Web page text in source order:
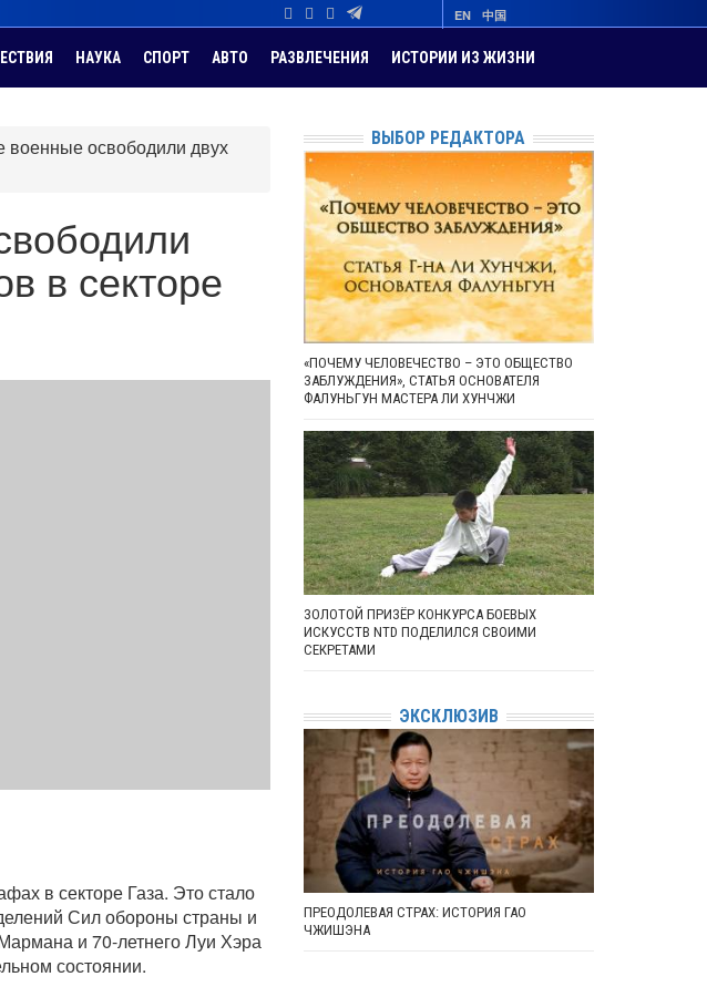
EN 中国
НАУКА СПОРТ АВТО РАЗВЛЕЧЕНИЯ ИСТОРИИ ИЗ ЖИЗНИ
военные освободили двух
в секторе
в секторе Газа. Это стало
Сил обороны страны и
и 70-летнего Луи Хэра
состоянии.
ВЫБОР РЕДАКТОРА
«ПОЧЕМУ ЧЕЛОВЕЧЕСТВО – ЭТО ОБЩЕСТВО
ЗАБЛУЖДЕНИЯ», СТАТЬЯ ОСНОВАТЕЛЯ
ФАЛУНЬГУН МАСТЕРА ЛИ ХУНЧЖИ
ЗОЛОТОЙ ПРИЗЁР КОНКУРСА БОЕВЫХ
ИСКУССТВ NTD ПОДЕЛИЛСЯ СВОИМИ
СЕКРЕТАМИ
ЭКСКЛЮЗИВ
ПРЕОДОЛЕВАЯ СТРАХ: ИСТОРИЯ ГАО
ЧЖИШЭНА